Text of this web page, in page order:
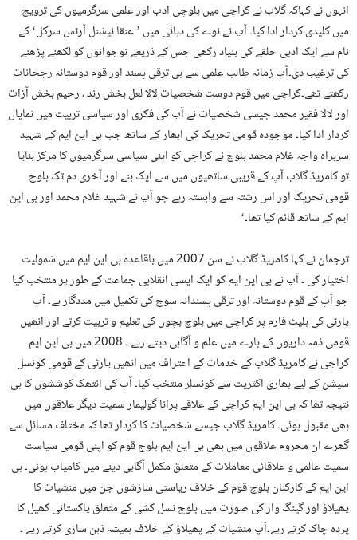
انہوں نے کہاکہ گلاب نے کراچی میں بلوچی ادب اور علمی سرگرمیوں کی ترویج
میں کلیدی کردار ادا کیا۔ آپ نے نوے کی دہائٛی میں ’ عنقا نیشنل آرٹس سرکل‘ کے
نام سے ایک ادبی حلقے کی بنیاد رکھی جس کے ذریعے نوجوانوں کو لکھنے پڑھنے
کی ترغیب دی۔آپ زمانہ طالب علمی سے ہی ترقی پسند اور قوم دوستانہ رجحانات
رکھتے تھے۔کراچی میں قوم دوست شخصیات لالا لعل بخش رند ، رحیم بخش آزات
اور لالا فقیر محمد جیسی شخصیات نے آپ کی فکری اور سیاسی تربیت میں نمایاں
کردار ادا کیا۔ موجودہ قومی تحریک کی ابھار کے ساتھ جب بی این ایم کے شہید
سربراہ واجہ غلام محمد بلوچ نے کراچی کو اپنی سیاسی سرگرمیوں کا مرکز بنایا
تو کامریڈ گلاب آپ کے قریبی ساتھیوں میں سے ایک بنے اور آخری دم تک بلوچ
قومی تحریک اور اس رشتہ سے وابستہ رہے جو آپ نے شہید غلام محمد اور بی این
ایم کے ساتھ قائم کیا تھا۔‘
ترجمان نے کہا کامریڈ گلاب نے سن 2007 میں باقاعدہ بی این ایم میں شمولیت
اختیار کی ۔ آپ نے بی این ایم کو ایک ایسی انقلابی جماعت کے طور پر منتخب کیا
جو آپ کے قوم دوستانہ اور ترقی پسندانہ سوچ کی تکمیل میں مددگار ہے۔ آپ
پارٹی کی ہلیٹ فارم پر کراچی میں بلوچ بچوں کی تعلیم و تربیت کرتے اور انھیں
قومی ذمہ داریوں کے بارے میں علم و آگاہی دیتے رہے ۔ 2008 میں بی این ایم
کراچی نے کامریڈ گلاب کے خدمات کے اعتراف میں انھیں پارٹی کے قومی کونسل
سیشن کے لیے بھاری اکثریت سے کونسلر منتخب کیا۔ آپ کی انتھک کوششوں کا ہی
نتیجہ تھا کہ بی این ایم کراچی کے علاقے پرانا گولیمار سمیت دیگر علاقوں میں
بھی مقبول ہوئی۔ کامریڈ گلاب جیسے شخصیات کا کردار تھا کہ مختلف مسائل سے
گھرے ان محروم علاقوں میں بھی بی این ایم بلوچ قوم کو اپنی قومی سیاست
سمیت عالمی و علاقائی معاملات کے متعلق مکمل آگاہی دینے میں کامیاب ہوئی۔ بی
این ایم کے کارکنان بلوچ قوم کے خلاف ریاستی سازشوں جن میں منشیات کا
پھیلاؤ اور گینگ وار کی صورت میں بلوچ نسل کشی کے متعلق پاکستانی کھیل کا
پردہ چاک کرتے رہے۔آپ منشیات کے پھیلاؤ کے خلاف ہمیشہ ذہن سازی کرتے رہے ۔